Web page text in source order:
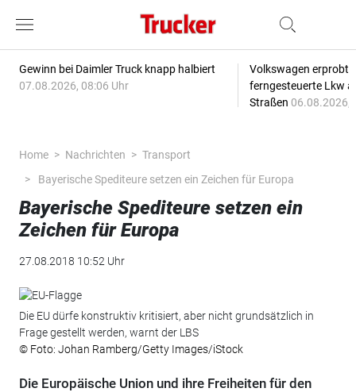
Gewinn bei Daimler Truck knapp halbiert
07.08.2026, 08:06 Uhr
Volkswagen erprobt
ferngesteuerte Lkw
Straßen 06.08.2026,
Home Nachrichten
Transport
Bayerische Spediteure setzen ein Zeichen für Europa
Bayerische Spediteure setzen ein
Zeichen für Europa
27.08.2018 10:52 Uhr
Die EU dürfe konstruktiv kritisiert, aber nicht grundsätzlich in
Frage gestellt werden, warnt der LBS
© Foto: Johan Ramberg/Getty Images/iStock
Die Europäische Union und ihre Freiheiten für den